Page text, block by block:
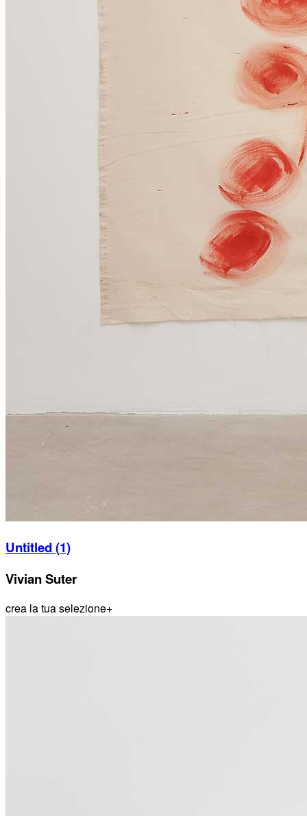
Untitled (1)
Vivian Suter
crea la tua selezione+